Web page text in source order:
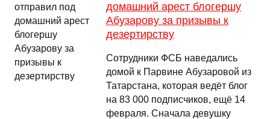
домашний арест блогершу
Абузарову за призывы к
дезертирству
Сотрудники ФСБ наведались
домой к Парвине Абузаровой из
Татарстана, которая ведёт блог
на 83 000 подписчиков, ещё 14
февраля. Сначала девушку